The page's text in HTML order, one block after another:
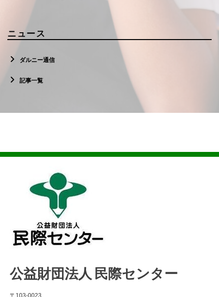
ニュース
ダルニー通信
記事一覧
公益財団法人 民際センター
〒103-0023